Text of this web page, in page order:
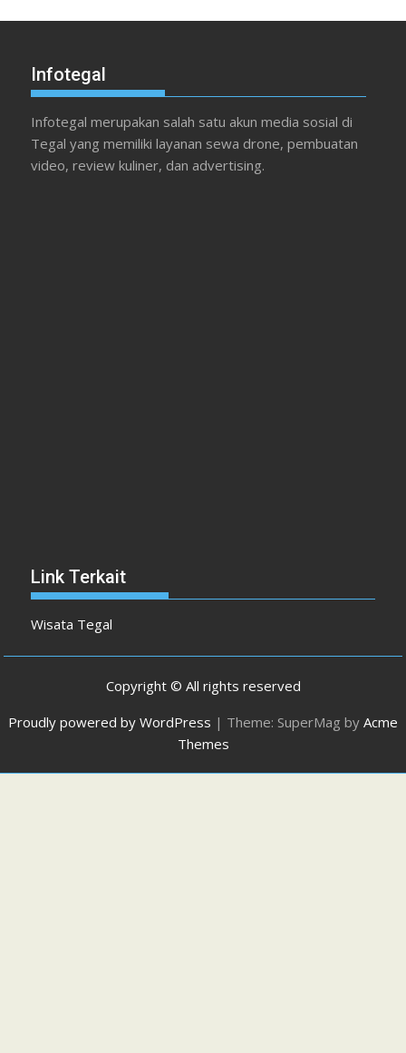
Infotegal
Infotegal merupakan salah satu akun media sosial di
Tegal yang memiliki layanan sewa drone, pembuatan
video, review kuliner, dan advertising.
Link Terkait
Wisata Tegal
Copyright © All rights reserved
Proudly powered by WordPress | Theme: SuperMag by Acme
Themes